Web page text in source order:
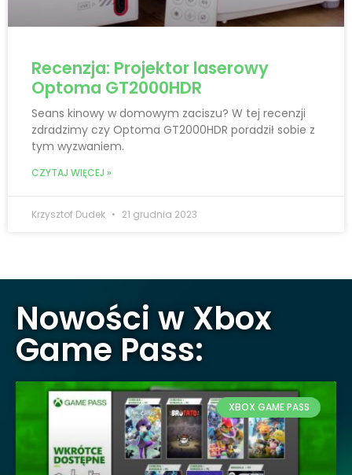
Recenzja: Projektor laserowy
Optoma GT2000HDR
Seans kinowy w domowym zaciszu? W tej recenzji
zdradzimy czy Optoma GT2000HDR poradził sobie z
tym wyzwaniem.
CZYTAJ WIĘCEJ »
Krzysztof Dudek 21 grudnia 2023
Nowości w Xbox
Game Pass:
XBOX GAME PASS